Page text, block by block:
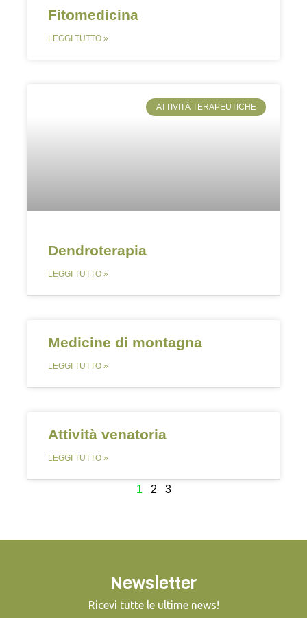
Fitomedicina
LEGGI TUTTO »
ATTIVITÀ TERAPEUTICHE
Dendroterapia
LEGGI TUTTO »
Medicine di montagna
LEGGI TUTTO »
Attività venatoria
LEGGI TUTTO »
1 2 3
Newsletter
Ricevi tutte le ultime news!